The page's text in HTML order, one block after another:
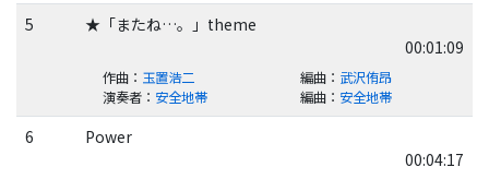
5
★「またね…。」theme
00:01:09
作曲： 玉置浩二 編曲： 武沢侑昂
演奏者： 安全地帯 編曲： 安全地帯
6
Power
00:04:17